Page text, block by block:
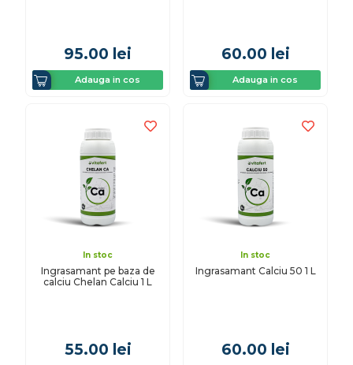
95.00 lei
Adauga in cos
60.00 lei
Adauga in cos
In stoc
Ingrasamant pe baza de
calciu Chelan Calciu 1 L
55.00 lei
In stoc
Ingrasamant Calciu 50 1 L
60.00 lei